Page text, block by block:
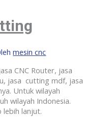
mesin cnc
CNC Router, jasa
jasa cutting mdf, jasa
Untuk wilayah
wilayah Indonesia.
lebih lanjut.